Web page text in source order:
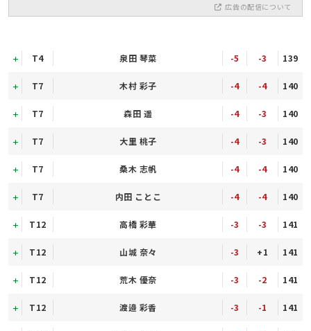
広告の配信について
T4 泉田 琴菜 -5 -3 139
T7 木村 彩子 -4 -4 140
T7 森田 遥 -4 -3 140
T7 大里 桃子 -4 -3 140
T7 桑木 志帆 -4 -4 140
T7 内田 ことこ -4 -4 140
T12 高橋 彩華 -3 -3 141
T12 山城 奈々 -3 +1 141
T12 荒木 優奈 -3 -2 141
T12 渡邉 彩香 -3 -1 141